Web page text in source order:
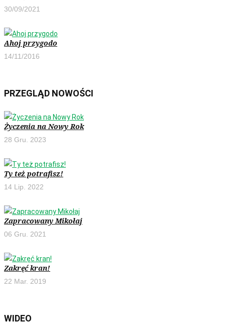
30/09/2021
Ahoj przygodo
14/11/2016
PRZEGLĄD NOWOŚCI
Życzenia na Nowy Rok
28 Gru. 2023
Ty też potrafisz!
14 Lip. 2022
Zapracowany Mikołaj
06 Gru. 2021
Zakręć kran!
22 Mar. 2019
WIDEO